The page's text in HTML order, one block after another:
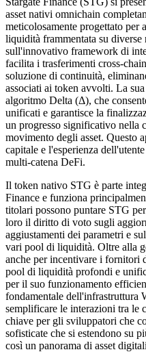
asset nativi omnichain
meticolosamente progettato per
liquidità frammentata su
sull'innovativo framework di
facilita i trasferimenti cross-
soluzione di continuità,
associati ai token avvolti. La
algoritmo Delta (Δ), che
unificati e garantisce la
un progresso significativo nella
movimento degli asset. Questo
capitale e l'esperienza
multi-catena DeFi.
Il token nativo STG è parte
Finance e funziona
titolari possono puntare STG
loro il diritto di voto sugli
aggiustamenti dei parametri e
vari pool di liquidità. Oltre alla
anche per incentivare i fornitori
pool di liquidità profondi e
per il suo funzionamento
fondamentale dell'infrastruttura
semplificare le interazioni tra le
chiave per gli sviluppatori che
sofisticate che si estendono su
così un panorama di asset